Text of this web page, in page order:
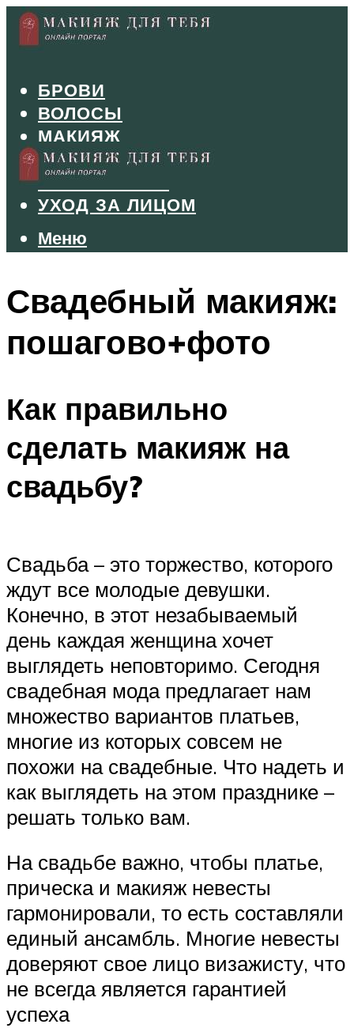
БРОВИ
ВОЛОСЫ
МАКИЯЖ
МАНИКЮР
ТУШЬ И ТЕНИ
УХОД ЗА ЛИЦОМ
Меню
Меню
Свадебный макияж:
пошагово+фото
Как правильно
сделать макияж на
свадьбу?
Свадьба – это торжество, которого
ждут все молодые девушки.
Конечно, в этот незабываемый
день каждая женщина хочет
выглядеть неповторимо. Сегодня
свадебная мода предлагает нам
множество вариантов платьев,
многие из которых совсем не
похожи на свадебные. Что надеть и
как выглядеть на этом празднике –
решать только вам.
На свадьбе важно, чтобы платье,
прическа и макияж невесты
гармонировали, то есть составляли
единый ансамбль. Многие невесты
доверяют свое лицо визажисту, что
не всегда является гарантией
успеха